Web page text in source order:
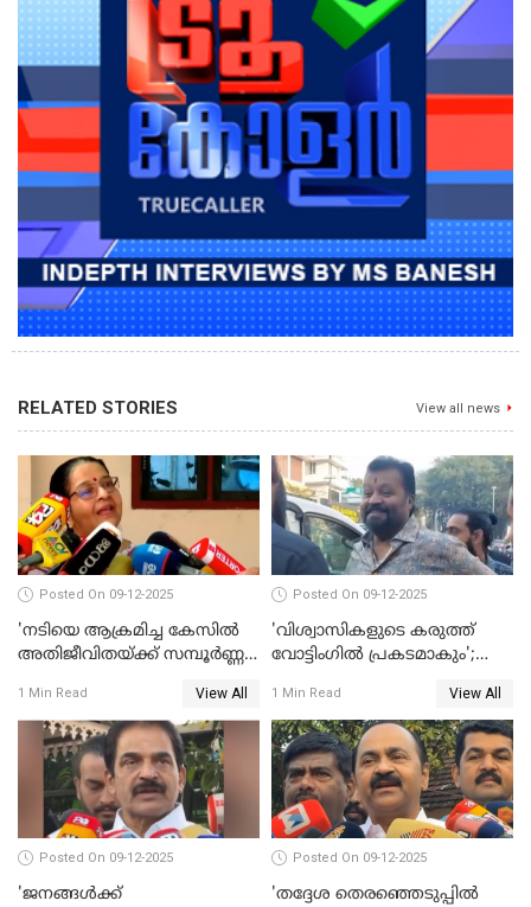
RELATED STORIES View all news
Posted On 09-12-2025
'നടിയെ ആക്രമിച്ച കേസില്‍
അതിജീവിതയ്ക്ക് സമ്പൂര്‍ണ്ണ
MLA WATCH VIDEO
1 Min Read View All
Posted On 09-12-2025
'വിശ്വാസികളുടെ കരുത്ത്
വോട്ടിംഗില്‍ പ്രകടമാകും';
1 Min Read View All
Posted On 09-12-2025
'ജനങ്ങള്‍ക്ക്
Posted On 09-12-2025
'തദ്ദേശ തെരഞ്ഞെടുപ്പില്‍